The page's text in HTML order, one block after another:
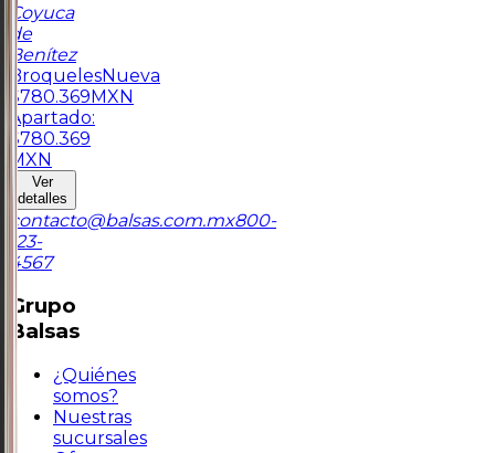
Coyuca
de
Benítez
BroquelesNueva
$780.369MXN
Apartado:
$780.369
MXN
Ver
detalles
contacto@balsas.com.mx800-
123-
4567
Grupo
Balsas
¿Quiénes
somos?
Nuestras
sucursales